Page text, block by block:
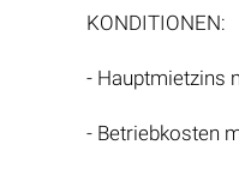
KONDITIONEN:
- Hauptmietzins
- Betriebkosten